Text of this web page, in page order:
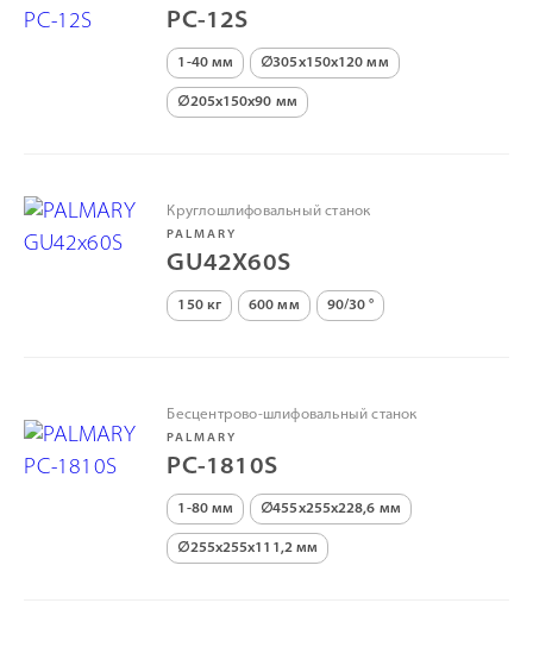
PC-12S
1-40 мм ∅305х150х120 мм
∅205х150х90 мм
Круглошлифовальный станок
PALMARY
GU42X60S
150 кг 600 мм 90/30 °
Бесцентрово-шлифовальный станок
PALMARY
PC-1810S
1-80 мм ∅455х255х228,6 мм
∅255х255х111,2 мм